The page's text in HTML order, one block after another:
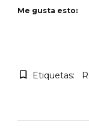
Me gusta esto:
Etiquetas: